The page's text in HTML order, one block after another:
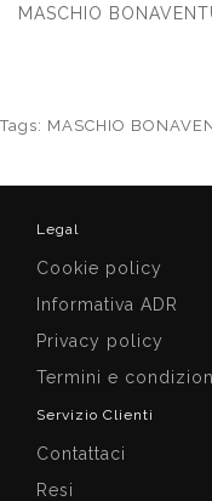
MASCHIO
Tags: MASCHIO
Legal
Cookie policy
Informativa ADR
Privacy policy
Termini e
Servizio Clienti
Contattaci
Resi